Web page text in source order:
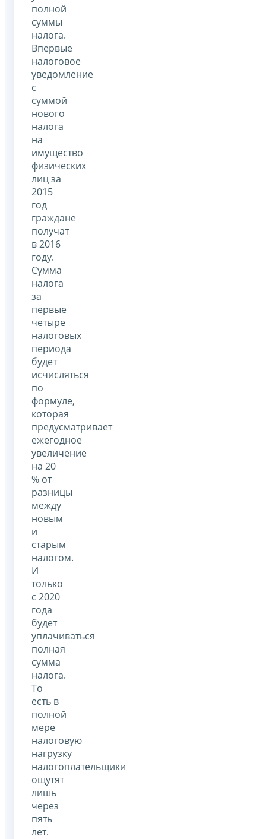
полной
суммы
налога.
Впервые
налоговое
уведомление
с
суммой
нового
налога
на
имущество
физических
лиц за
2015
год
граждане
получат
в 2016
году.
Сумма
налога
за
первые
четыре
налоговых
периода
будет
исчисляться
по
формуле,
которая
предусматривает
ежегодное
увеличение
на 20
% от
разницы
между
новым
и
старым
налогом.
И
только
с 2020
года
будет
уплачиваться
полная
сумма
налога.
То
есть в
полной
мере
налоговую
нагрузку
налогоплательщики
ощутят
лишь
через
пять
лет.